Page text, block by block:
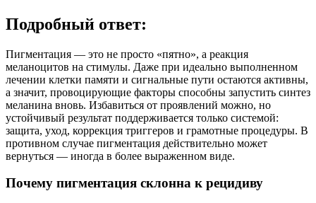
Подробный ответ:
Пигментация — это не просто «пятно», а реакция
меланоцитов на стимулы. Даже при идеально выполненном
лечении клетки памяти и сигнальные пути остаются активны,
а значит, провоцирующие факторы способны запустить синтез
меланина вновь. Избавиться от проявлений можно, но
устойчивый результат поддерживается только системой:
защита, уход, коррекция триггеров и грамотные процедуры. В
противном случае пигментация действительно может
вернуться — иногда в более выраженном виде.
Почему пигментация склонна к рецидиву